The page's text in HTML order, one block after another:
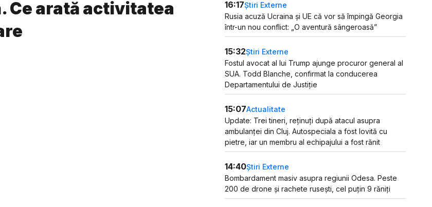
Ce arată activitatea
16:17Știri Externe
Rusia acuză Ucraina și UE că vor să împingă Georgia
într-un nou conflict: „O aventură sângeroasă”
15:32Știri Externe
Fostul avocat al lui Trump ajunge procuror general al
SUA. Todd Blanche, confirmat la conducerea
Departamentului de Justiție
15:07Actualitate
Update: Trei tineri, reținuți după atacul asupra
ambulanței din Cluj. Autospeciala a fost lovită cu
pietre, iar un membru al echipajului a fost rănit
14:40Știri Externe
Bombardament masiv asupra regiunii Odesa. Peste
200 de drone și rachete rusești, cel puțin 9 răniți